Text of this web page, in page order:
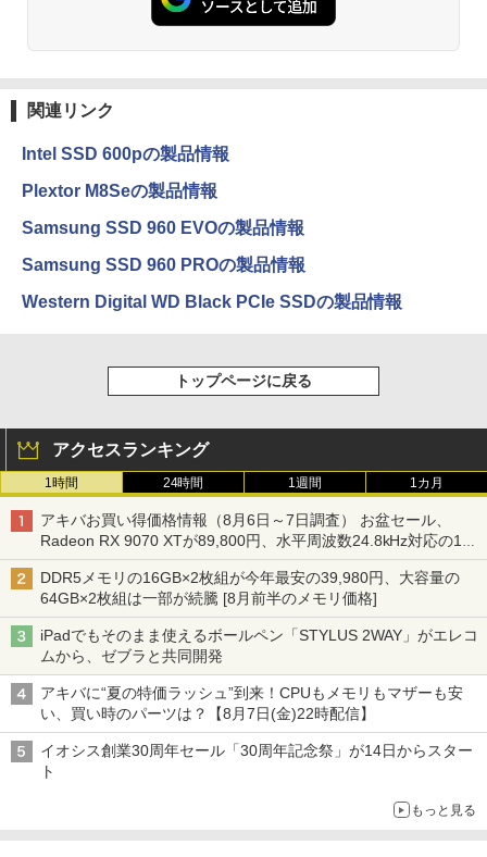
関連リンク
Intel SSD 600pの製品情報
Plextor M8Seの製品情報
Samsung SSD 960 EVOの製品情報
Samsung SSD 960 PROの製品情報
Western Digital WD Black PCIe SSDの製品情報
トップページに戻る
アクセスランキング
1時間 24時間 1週間 1カ月
アキバお買い得価格情報（8月6日～7日調査） お盆セール、
Radeon RX 9070 XTが89,800円、水平周波数24.8kHz対応の17
型モニターが9,801円、暑さ指数連動セール ほか
DDR5メモリの16GB×2枚組が今年最安の39,980円、大容量の
64GB×2枚組は一部が続騰 [8月前半のメモリ価格]
iPadでもそのまま使えるボールペン「STYLUS 2WAY」がエレコ
ムから、ゼブラと共同開発
アキバに“夏の特価ラッシュ”到来！CPUもメモリもマザーも安
い、買い時のパーツは？【8月7日(金)22時配信】
イオシス創業30周年セール「30周年記念祭」が14日からスター
ト
もっと見る